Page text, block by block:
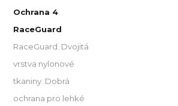
Ochrana 4
RaceGuard
RaceGuard. Dvojitá
vrstva nylonové
tkaniny. Dobrá
ochrana pro lehké